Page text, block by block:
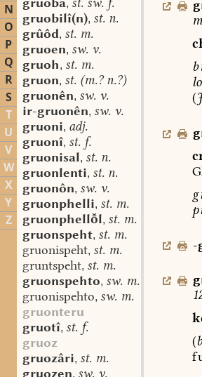
N
O
P
Q
R
S
T
U
V
W
X
Y
Z
,
gruobilî(n), st. n.
grûôd, st. m.
gruoen, sw. v.
gruoh, st. m.
gruon, st. (m.? n.?)
gruonên, sw. v.
ir-gruonên, sw. v.
gruoni, adj.
gruonî, st. f.
gruonisal, st. n.
gruonlenti, st. n.
gruonôn, sw. v.
gruonphelli, st. m.
gruonphelll, st. m.
gruonspeht, st. m.
gruonispeht, st. m.
gruntspeht, st. m.
gruonspehto, sw. m.
gruonispehto, sw. m.
gruonteru
gruotî, st. f.
gruoz
gruozâri, st. m.
gruozen, sw. v.
(
-
(